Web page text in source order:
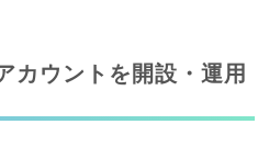
カウントを開設・運用